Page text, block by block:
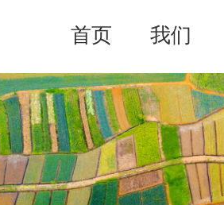
首页 我们